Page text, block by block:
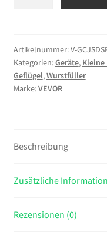
Wurstmaschine
Wurstfüllmaschine
Horizontal
Edelstahl
Artikelnummer:V-
Kategorien:Geräte, Kleine
Geflügel,Wurstfüller
Marke:VEVOR
Beschreibung
Zusätzliche
Rezensionen (0)